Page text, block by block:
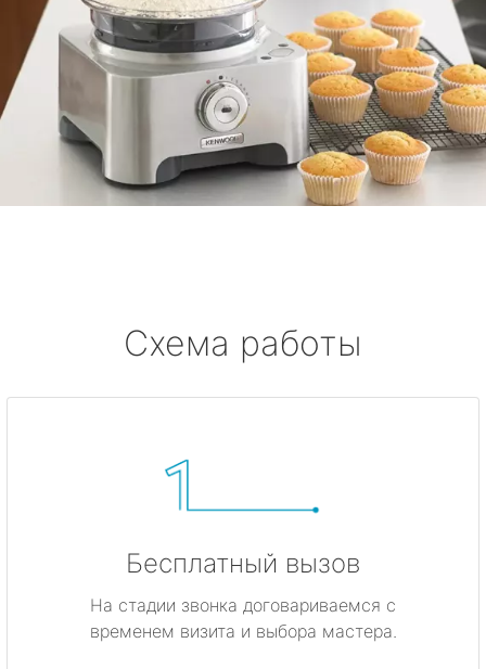
Схема работы
Бесплатный вызов
На стадии звонка договариваемся с
временем визита и выбора мастера.